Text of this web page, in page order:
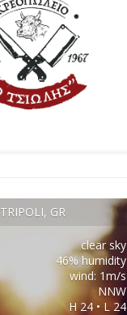
TRIPOLI, GR
clear sky
46% humidity
wind: 1m/s
NNW
H 24 • L 24